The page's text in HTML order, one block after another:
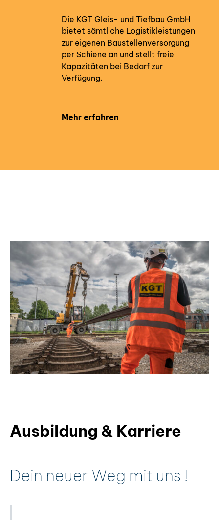
Die KGT Gleis- und Tiefbau GmbH
bietet sämtliche Logistikleistungen
zur eigenen Baustellenversorgung
per Schiene an und stellt freie
Kapazitäten bei Bedarf zur
Verfügung.
Mehr erfahren
Ausbildung & Karriere
Dein neuer Weg mit uns !